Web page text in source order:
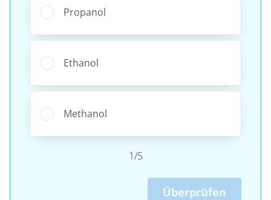
Propanol
Ethanol
Methanol
1/5
Überprüfen